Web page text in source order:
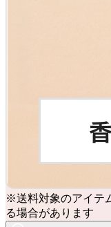
※送料対象のアイテ
る場合があります